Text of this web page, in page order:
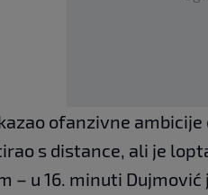
ofanzivne
s distance, ali je
– u 16. minuti